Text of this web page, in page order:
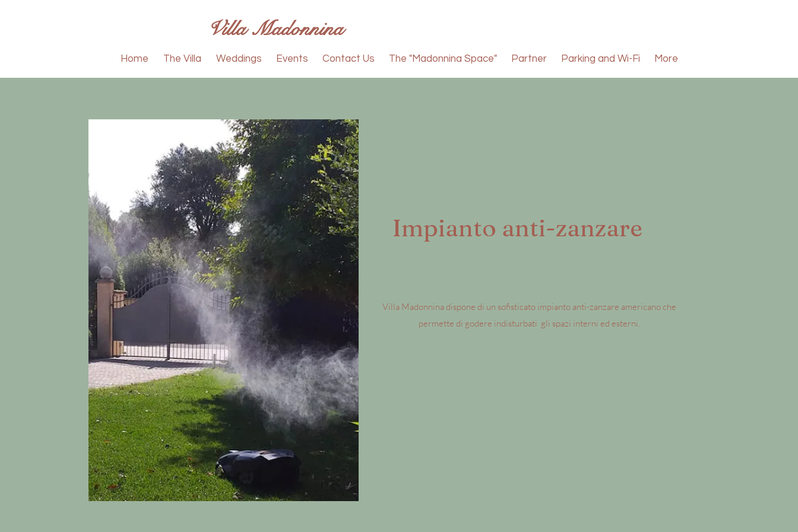
Villa Madonnina
Home The Villa Weddings Events Contact Us The "Madonnina Space" Partner Parking and Wi-Fi More
Impianto anti-zanzare
Villa Madonnina dispone di un sofisticato impianto anti-zanzare americano che
permette di godere indisturbati gli spazi interni ed esterni.